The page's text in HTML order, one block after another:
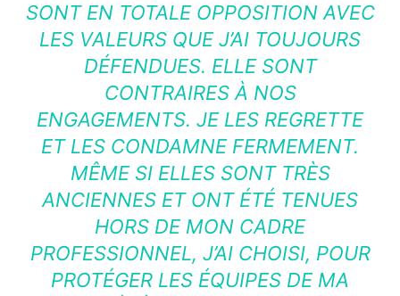
SONT EN TOTALE OPPOSITION AVEC
LES VALEURS QUE J’AI TOUJOURS
DÉFENDUES. ELLE SONT
CONTRAIRES À NOS
ENGAGEMENTS. JE LES REGRETTE
ET LES CONDAMNE FERMEMENT.
MÊME SI ELLES SONT TRÈS
ANCIENNES ET ONT ÉTÉ TENUES
HORS DE MON CADRE
PROFESSIONNEL, J’AI CHOISI, POUR
PROTÉGER LES ÉQUIPES DE MA